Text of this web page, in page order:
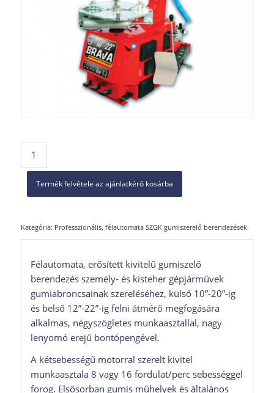
Termék felvétele az ajánlatkérő kosárba
Kategória: Professzionális, félautomata SZGK gumiszerelő berendezések.
Félautomata, erősített kivitelű gumiszelő
berendezés személy- és kisteher gépjárművek
gumiabroncsainak szereléséhez, külső 10”-20”-ig
és belső 12”-22”-ig felni átmérő megfogására
alkalmas, négyszögletes munkaasztallal, nagy
lenyomó erejű bontópengével.
A kétsebességű motorral szerelt kivitel
munkaasztala 8 vagy 16 fordulat/perc sebességgel
forog. Elsősorban gumis műhelyek és általános